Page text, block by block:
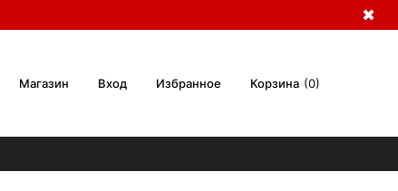
✖
Магазин Вход Избранное Корзина 0